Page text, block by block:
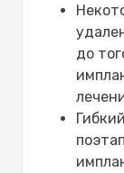
до